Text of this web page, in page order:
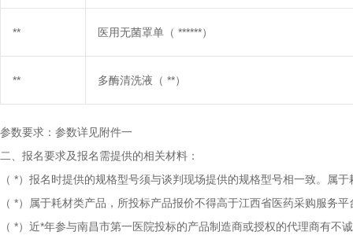
** 医用无菌罩单（ ******）
** 多酶清洗液（ **）
参数要求：参数详见附件一
二、报名要求及报名需提供的相关材料：
（ *）报名时提供的规格型号须与谈判现场提供的规格型号相一致。属
（ *）属于耗材类产品，所投标产品报价不得高于江西省医药采购服务平
（ *）近*年参与南昌市第一医院投标的产品制造商或授权的代理商有不